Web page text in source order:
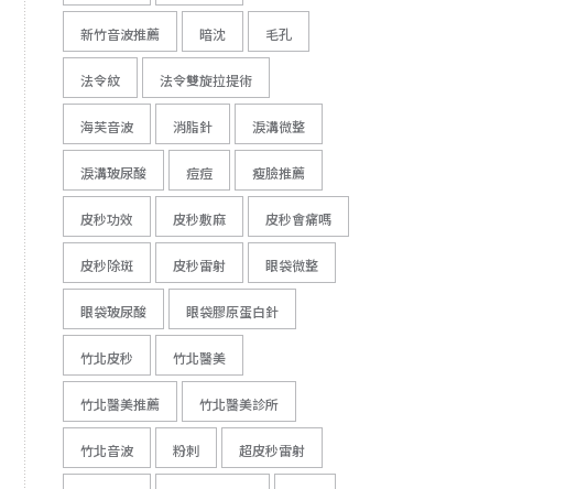
新竹音波推薦 暗沈 毛孔
法令紋 法令雙旋拉提術
海芙音波 消脂針 淚溝微整
淚溝玻尿酸 痘痘 瘦臉推薦
皮秒功效 皮秒敷麻 皮秒會痛嗎
皮秒除斑 皮秒雷射 眼袋微整
眼袋玻尿酸 眼袋膠原蛋白針
竹北皮秒 竹北醫美
竹北醫美推薦 竹北醫美診所
竹北音波 粉刺 超皮秒雷射